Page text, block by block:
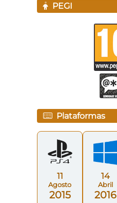
PEGI
Plataformas
11
Agosto
2015
14
Abril
2016